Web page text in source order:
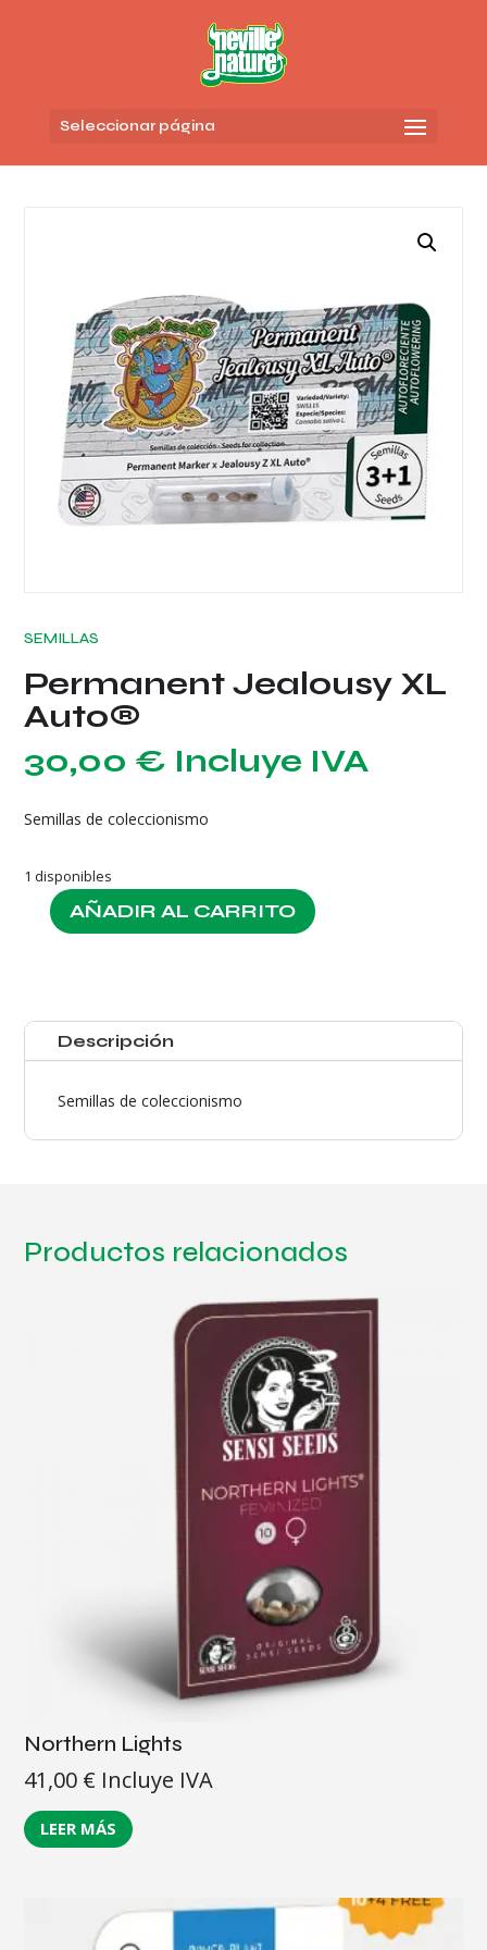
Seleccionar página
SEMILLAS
Permanent Jealousy XL
Auto®
30,00 € Incluye IVA
Semillas de coleccionismo
1 disponibles
Permanent
cantidad
AÑADIR AL CARRITO
Descripción
Semillas de coleccionismo
Productos relacionados
Northern Lights
41,00 € Incluye IVA
LEER MÁS